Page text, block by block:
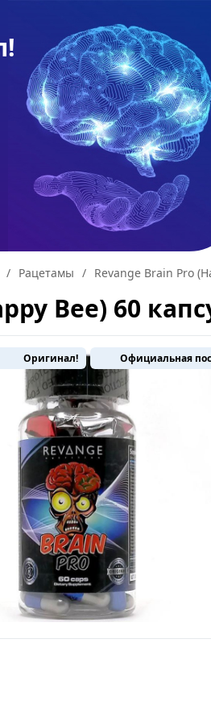
работы:
9:00–19:00
E-mail:
ГРИБЫ
/ Рацетамы / Revange Brain Pro
Bee) 60
Оригинал! Официальная